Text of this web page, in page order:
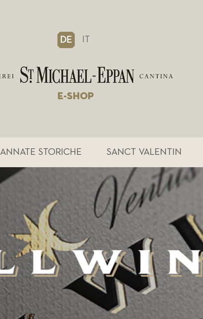
DE IT
E-SHOP
ANNATE STORICHE SANCT VALENTIN